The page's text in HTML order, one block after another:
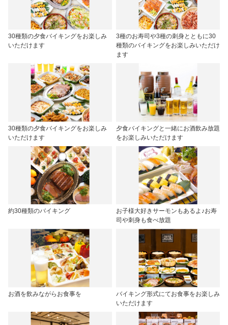
30種類の夕食バイキングをお楽しみ
いただけます
3種のお寿司や3種の刺身とともに30
種類のバイキングをお楽しみいただけ
ます
30種類の夕食バイキングをお楽しみ
いただけます
夕食バイキングと一緒にお酒飲み放題
をお楽しみいただけます
約30種類のバイキング
お子様大好きサーモンもあるよ♪お寿
司や刺身も食べ放題
お酒を飲みながらお食事を
バイキング形式にてお食事をお楽しみ
いただけます